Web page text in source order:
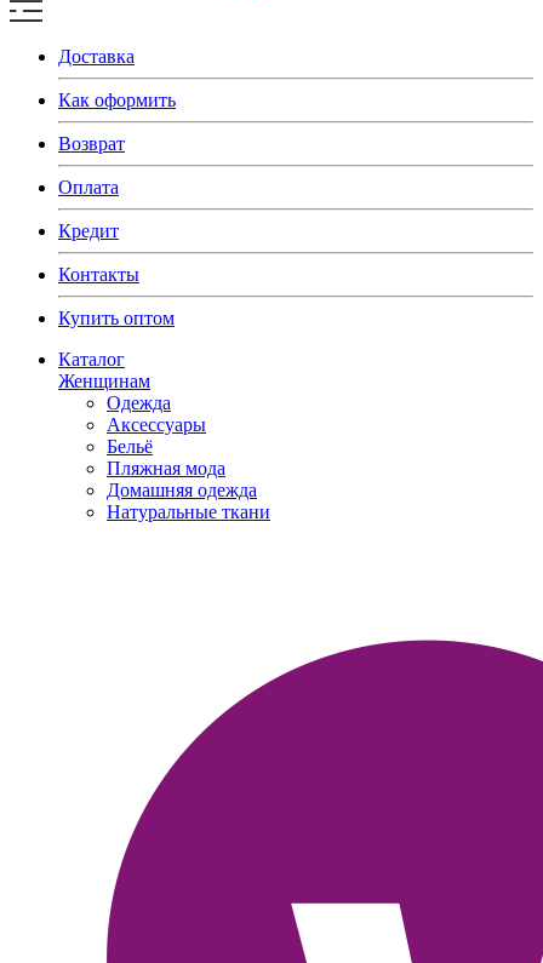
Доставка
Как оформить
Возврат
Оплата
Кредит
Контакты
Купить оптом
Каталог
Женщинам
Одежда
Аксессуары
Бельё
Пляжная мода
Домашняя одежда
Натуральные ткани